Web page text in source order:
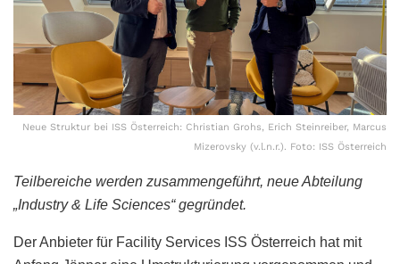
Neue Struktur bei ISS Österreich: Christian Grohs, Erich Steinreiber, Marcus
Mizerovsky (v.l.n.r.). Foto: ISS Österreich
Teilbereiche werden zusammengeführt, neue Abteilung
„Industry & Life Sciences“ gegründet.
Der Anbieter für Facility Services ISS Österreich hat mit